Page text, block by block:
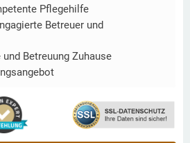
Pflegehilfe
Betreuer und
Betreuung Zuhause